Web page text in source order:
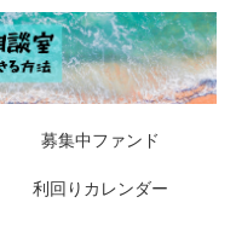
募集中ファンド
利回りカレンダー